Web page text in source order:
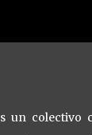
un colectivo